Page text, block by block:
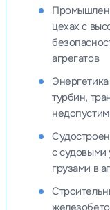
цехах с
агрегатов
турбин,
с судовыми
грузами в